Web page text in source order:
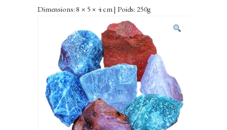
Dimensions: 8 × 5 × 4 cm | Poids: 250g